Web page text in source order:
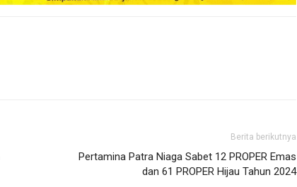
Berita berikutnya
Pertamina Patra Niaga Sabet 12 PROPER Emas
dan 61 PROPER Hijau Tahun 2024